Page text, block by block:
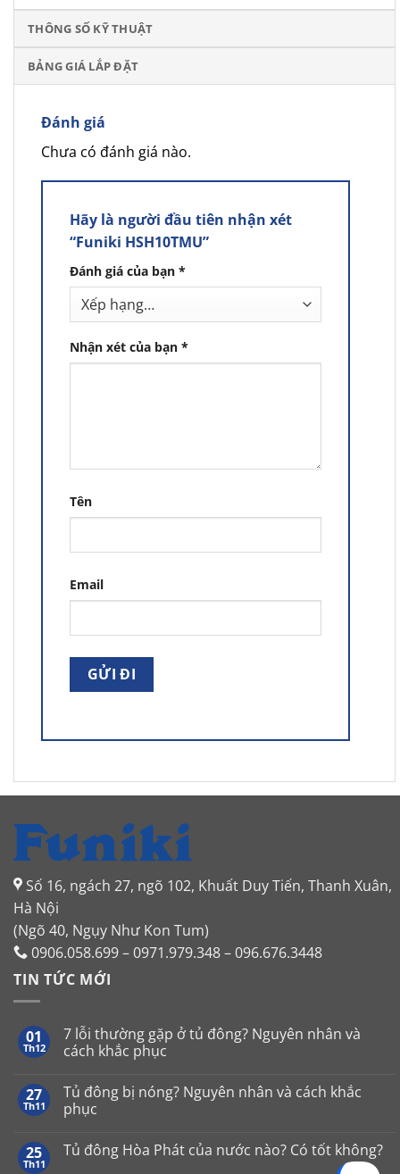
THÔNG SỐ KỸ THUẬT
BẢNG GIÁ LẮP ĐẶT
Đánh giá
Chưa có đánh giá nào.
Hãy là người đầu tiên nhận xét
“Funiki HSH10TMU”
Đánh giá của bạn *
Nhận xét của bạn *
Tên
Email
Số 16, ngách 27, ngõ 102, Khuất Duy Tiến, Thanh Xuân,
Hà Nội
(Ngõ 40, Ngụy Như Kon Tum)
0906.058.699 – 0971.979.348 – 096.676.3448
TIN TỨC MỚI
01
Th12
7 lỗi thường gặp ở tủ đông? Nguyên nhân và
cách khắc phục
bình
luận
ở
thường
27
Th11
Tủ đông bị nóng? Nguyên nhân và cách khắc
phục
bình
25
Th11
Tủ đông Hòa Phát của nước nào? Có tốt không?